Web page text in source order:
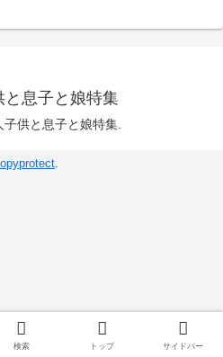
と息子と娘特集
供と息子と娘特集.
検索 トップ サイドバー
.